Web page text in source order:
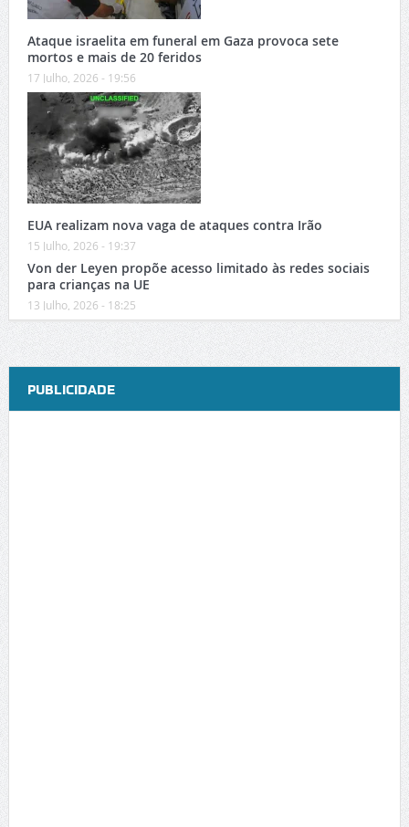
Ataque israelita em funeral em Gaza provoca sete
mortos e mais de 20 feridos
17 Julho, 2026 - 19:56
EUA realizam nova vaga de ataques contra Irão
15 Julho, 2026 - 19:37
Von der Leyen propõe acesso limitado às redes sociais
para crianças na UE
13 Julho, 2026 - 18:25
PUBLICIDADE